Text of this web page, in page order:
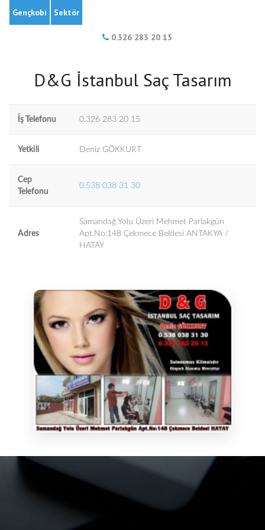
Gençkobi Sektör
0.326 283 20 15
D&G İstanbul Saç Tasarım
İş Telefonu 0.326 283 20 15
Yetkili Deniz GÖKKURT
Cep
Telefonu
0.538 038 31 30
Adres
Samandağ Yolu Üzeri Mehmet Parlakgün
Apt.No:148 Çekmece Beldesi ANTAKYA /
HATAY